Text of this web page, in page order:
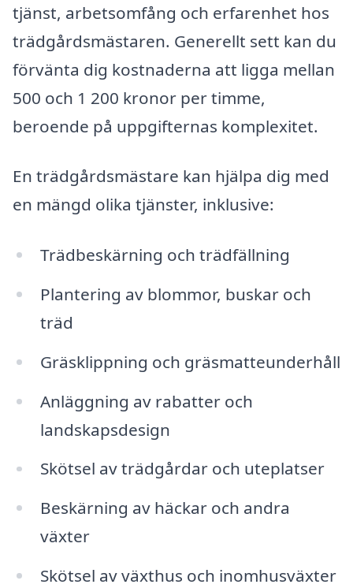
tjänst, arbetsomfång och erfarenhet hos
trädgårdsmästaren. Generellt sett kan du
förvänta dig kostnaderna att ligga mellan
500 och 1 200 kronor per timme,
beroende på uppgifternas komplexitet.
En trädgårdsmästare kan hjälpa dig med
en mängd olika tjänster, inklusive:
Trädbeskärning och trädfällning
Plantering av blommor, buskar och
träd
Gräsklippning och gräsmatteunderhåll
Anläggning av rabatter och
landskapsdesign
Skötsel av trädgårdar och uteplatser
Beskärning av häckar och andra
växter
Skötsel av växthus och inomhusväxter